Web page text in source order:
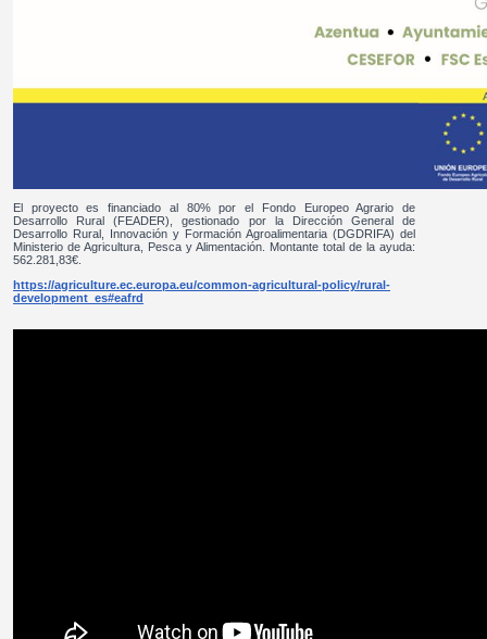
El proyecto es financiado al 80% por el Fondo Europeo Agrario de
Desarrollo Rural (FEADER), gestionado por la Dirección General de
Desarrollo Rural, Innovación y Formación Agroalimentaria (DGDRIFA) del
Ministerio de Agricultura, Pesca y Alimentación. Montante total de la ayuda:
562.281,83€.
https://agriculture.ec.europa.eu/common-agricultural-policy/rural-
development_es#eafrd